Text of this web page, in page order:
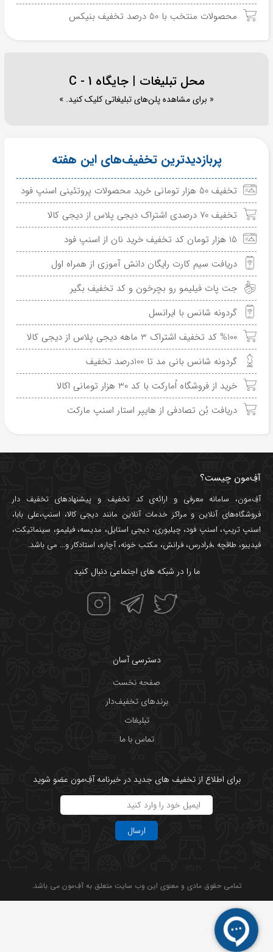
محصولات منتخب با 50 درصد تخفیف بنیکس
محل تبلیغات | جایگاه C - 1
« برای مشاهده پلن‌های تبلیغاتی کلیک کنید. »
پربازدیدترین تخفیف‌های این هفته
تخفیف 50 هزار تومانی خرید محصولات پروتئینی اسنپ فود
تخفیف 70 درصدی اشتراک دیجی پلاس از دیجی کالا
15 هزار تومان کد تخفیف خرید نان از اسنپ فود
دریافت سیم کارت رایگان دانش آموزی از همراه اول
جت پات فیلیمو رو بچرخون و کد تخفیف بگیر
گردونه شانس با ایرانسل
%100 کد تخفیف اشتراک 3 ماهه دیجی پلاس از دیجی کالا
گردونه شانس بانی مد تا 100درصد تخفیف
خرید از فروشگاه اُمارکت با کد 30 هزار تومانی اکالا
دریافت بُن تصادفی از هایپر استار اسنپ مارکت
آفِ‌مون چیست؟
آفِ‌مون، سامانه معرفی و ارائه‌یکد تخفیف و پیشنهادهای تخفیف دار
فروشگاه‌های آنلاین و مراکز خدمات آنلاین مانند دیجی کالا، اسنپ،علی بابا،
اسنپ تریپ، اسنپ فود،چیلیوری، دیجی استایل، مدیسه،فیلیمو، سینماتیکت،
فیدیبو، طاقچه ،فرادرس، فرانش، مکتب خونه،آچاره، استادکار و... می باشد.
ما را در شبکه های اجتماعی دنبال کنید
دسترسی آسان
صفحه نخست
برندهای تخفیف‌دار
تبلیغات
تماس با ما
برای اطلاع از تخفیف های جدید در خبرنامه آفِ‌مون عضو شوید
ارسال
تمامی حقوق مادی و معنوی این وب سایت متعلق به آفِ‌مون می باشد.